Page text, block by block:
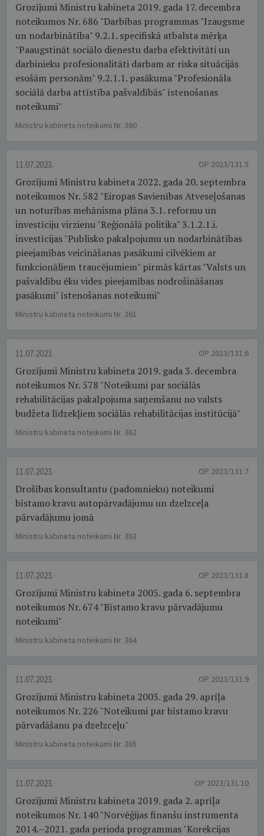
Grozījumi Ministru kabineta 2019. gada 17. decembra
noteikumos Nr. 686 "Darbības programmas "Izaugsme
un nodarbinātība" 9.2.1. specifiskā atbalsta mērķa
"Paaugstināt sociālo dienestu darba efektivitāti un
darbinieku profesionalitāti darbam ar riska situācijās
esošām personām" 9.2.1.1. pasākuma "Profesionāla
sociālā darba attīstība pašvaldībās" īstenošanas
noteikumi"
Ministru kabineta noteikumi Nr. 360
11.07.2023. OP 2023/131.5
Grozījumi Ministru kabineta 2022. gada 20. septembra
noteikumos Nr. 582 "Eiropas Savienības Atveseļošanas
un noturības mehānisma plāna 3.1. reformu un
investīciju virzienu "Reģionālā politika" 3.1.2.1.i.
investīcijas "Publisko pakalpojumu un nodarbinātības
pieejamības veicināšanas pasākumi cilvēkiem ar
funkcionāliem traucējumiem" pirmās kārtas "Valsts un
pašvaldību ēku vides pieejamības nodrošināšanas
pasākumi" īstenošanas noteikumi"
Ministru kabineta noteikumi Nr. 361
11.07.2023. OP 2023/131.6
Grozījumi Ministru kabineta 2019. gada 3. decembra
noteikumos Nr. 578 "Noteikumi par sociālās
rehabilitācijas pakalpojuma saņemšanu no valsts
budžeta līdzekļiem sociālās rehabilitācijas institūcijā"
Ministru kabineta noteikumi Nr. 362
11.07.2023. OP 2023/131.7
Drošības konsultantu (padomnieku) noteikumi
bīstamo kravu autopārvadājumu un dzelzceļa
pārvadājumu jomā
Ministru kabineta noteikumi Nr. 363
11.07.2023. OP 2023/131.8
Grozījumi Ministru kabineta 2005. gada 6. septembra
noteikumos Nr. 674 "Bīstamo kravu pārvadājumu
noteikumi"
Ministru kabineta noteikumi Nr. 364
11.07.2023. OP 2023/131.9
Grozījumi Ministru kabineta 2003. gada 29. aprīļa
noteikumos Nr. 226 "Noteikumi par bīstamo kravu
pārvadāšanu pa dzelzceļu"
Ministru kabineta noteikumi Nr. 365
11.07.2023. OP 2023/131.10
Grozījumi Ministru kabineta 2019. gada 2. aprīļa
noteikumos Nr. 140 "Norvēģijas finanšu instrumenta
2014.–2021. gada perioda programmas "Korekcijas